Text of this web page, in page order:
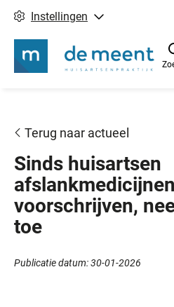
Instellingen
Sinds huisartsen
voorschrijven,
toe
Terug naar actueel
Publicatie datum:30-01-2026